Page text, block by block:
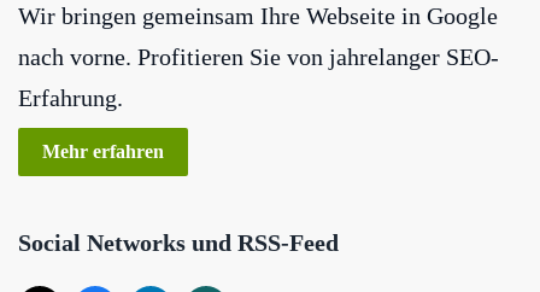
Wir bringen gemeinsam Ihre Webseite in Google
nach vorne. Profitieren Sie von jahrelanger SEO-
Erfahrung.
Mehr erfahren
Social Networks und RSS-Feed